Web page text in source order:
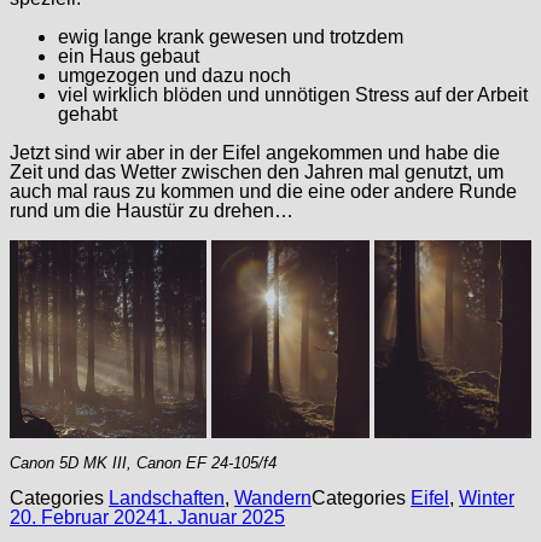
ewig lange krank gewesen und trotzdem
ein Haus gebaut
umgezogen und dazu noch
viel wirklich blöden und unnötigen Stress auf der Arbeit
gehabt
Jetzt sind wir aber in der Eifel angekommen und habe die
Zeit und das Wetter zwischen den Jahren mal genutzt, um
auch mal raus zu kommen und die eine oder andere Runde
rund um die Haustür zu drehen…
Canon 5D MK III, Canon EF 24-105/f4
Categories Landschaften, WandernCategories Eifel , Winter
20. Februar 20241. Januar 2025